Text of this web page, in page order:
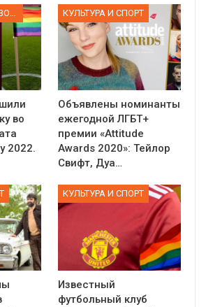
во
2022.
КУЛЬТУРА И СПОРТ
Объявлены номинанты
ежегодной ЛГБТ+
премии «Attitude
Awards 2020»: Тейлор
Свифт, Дуа…
КУЛЬТУРА И СПОРТ
Известный
футбольный клуб